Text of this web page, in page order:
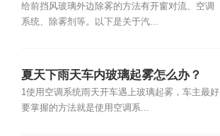
给前挡风玻璃外边除雾的方法有开窗对流、空调
系统、除雾剂等。以下是关于汽...
夏天下雨天车内玻璃起雾怎么办？
1使用空调系统雨天开车遇上玻璃起雾，车主最好
要掌握的方法就是使用空调系...